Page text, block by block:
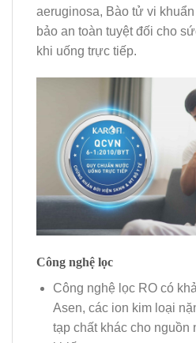
aeruginosa, Bào tử vi
bảo an toàn tuyệt đối cho
khi uống trực tiếp.
Công nghệ lọc
Công nghệ lọc RO có
Asen, các ion kim loại
tạp chất khác cho nguồn